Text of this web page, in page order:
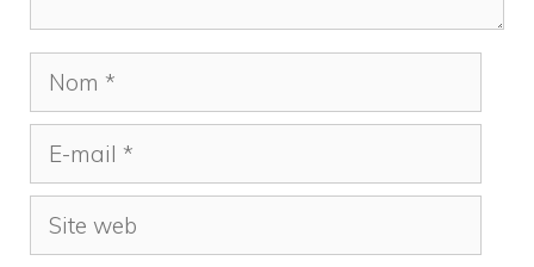
Nom
mail
Site
web